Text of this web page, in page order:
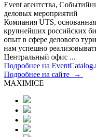
Event агентства,
деловых мероприятий
Компания UTS, основанная
крупнейших российских
опыт в сфере делового
нам успешно
Центральный офис ...
Подробнее на
Подробнее на сайте →
MAXIMICE